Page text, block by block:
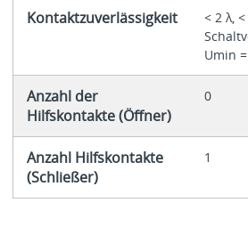
Kontaktzuverlässigkeit
< 2 λ,
Umin
Anzahl der
Hilfskontakte (Öffner)
0
Anzahl Hilfskontakte
(Schließer)
1